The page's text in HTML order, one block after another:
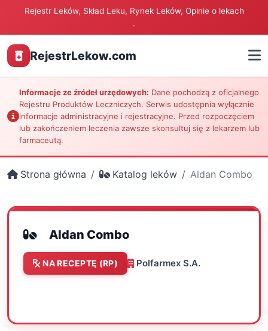
Rejestr Leków, Skład Leku, Rynek Leków, Opinie o lekach
.
RejestrLekow.com
Informacje ze źródeł urzędowych: Dane pochodzą z oficjalnego
Rejestru Produktów Leczniczych. Serwis udostępnia wyłącznie
informacje administracyjne i rejestracyjne. Przed rozpoczęciem
lub zakończeniem leczenia zawsze skonsultuj się z lekarzem lub
farmaceutą.
Strona główna Katalog leków Aldan Combo
Aldan Combo
NA RECEPTĘ (RP) Polfarmex S.A.